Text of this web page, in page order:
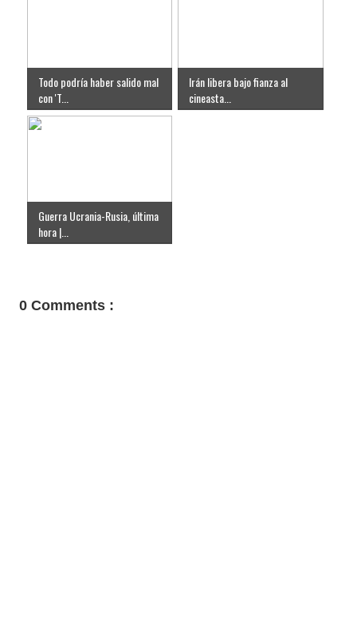
Todo podría haber salido mal
con 'T...
Irán libera bajo fianza al
cineasta...
Guerra Ucrania-Rusia, última
hora |...
0 Comments :